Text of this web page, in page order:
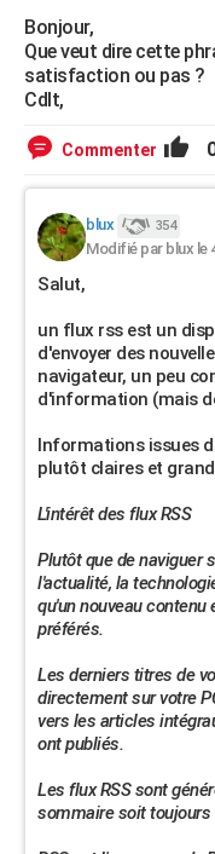
Bonjour,
Que veut dire cette
satisfaction ou pas ?
Cdlt,
Commenter
blux 354
Modifié par blux le
Salut,
un flux rss est un
d'envoyer des
navigateur, un peu
d'information (mais
Informations issues
plutôt claires et
L'intérêt des flux RSS
Plutôt que de naviguer
l'actualité, la
qu'un nouveau
préférés.
Les derniers titres de
directement sur votre
vers les articles
ont publiés.
Les flux RSS sont
sommaire soit toujours